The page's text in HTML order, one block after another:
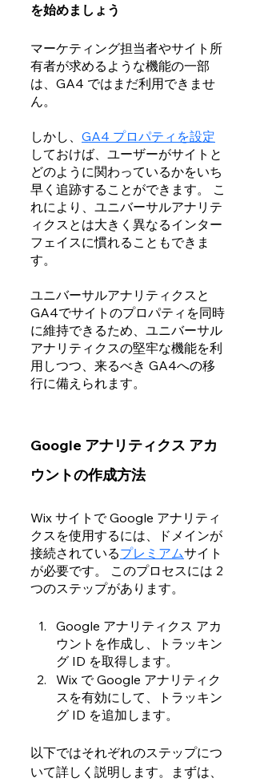
を始めましょう
マーケティング担当者やサイト所
有者が求めるような機能の一部
は、GA4 ではまだ利用できませ
ん。
しかし、 GA4 プロパティを設定
しておけば、ユーザーがサイトと
どのように関わっているかをいち
早く追跡することができます。 こ
れにより、ユニバーサルアナリテ
ィクスとは大きく異なるインター
フェイスに慣れることもできま
す。
ユニバーサルアナリティクスと
GA4でサイトのプロパティを同時
に維持できるため、ユニバーサル
アナリティクスの堅牢な機能を利
用しつつ、来るべき GA4への移
行に備えられます。
Google アナリティクス アカ
ウントの作成方法
Wix サイトで Google アナリティ
クスを使用するには、ドメインが
接続されているプレミアムサイト
が必要です。 このプロセスには 2
つのステップがあります。
Google アナリティクス アカ
ウントを作成し、トラッキン
グ ID を取得します。
Wix で Google アナリティク
スを有効にして、トラッキン
グ ID を追加します。
以下ではそれぞれのステップにつ
いて詳しく説明します。まずは、